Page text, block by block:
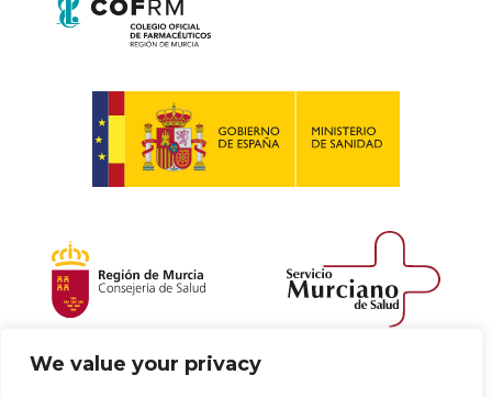
We value your privacy